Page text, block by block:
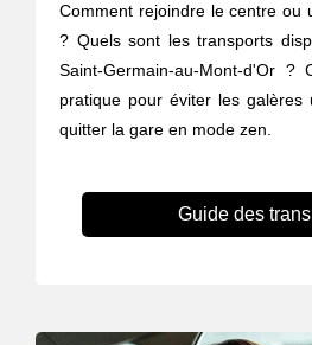
Comment rejoindre le centre ou
? Quels sont les transports
Saint-Germain-au-Mont-d'Or ?
pratique pour éviter les
quitter la gare en mode zen.
Guide des